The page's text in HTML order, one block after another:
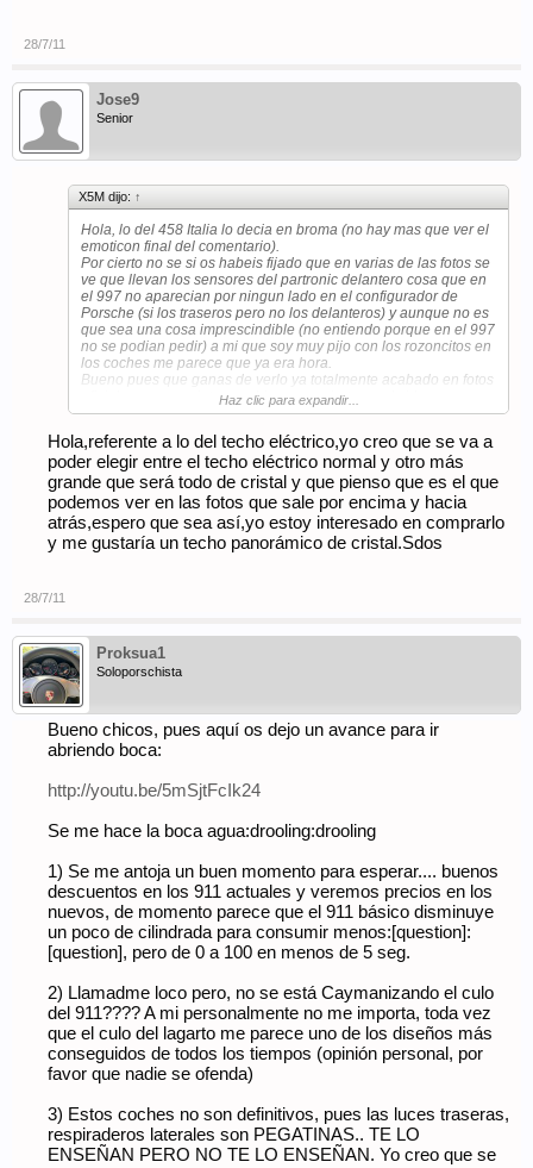
28/7/11
Jose9
Senior
X5M dijo: ↑
Hola, lo del 458 Italia lo decia en broma (no hay mas que ver el
emoticon final del comentario).
Por cierto no se si os habeis fijado que en varias de las fotos se
ve que llevan los sensores del partronic delantero cosa que en
el 997 no aparecian por ningun lado en el configurador de
Porsche (si los traseros pero no los delanteros) y aunque no es
que sea una cosa imprescindible (no entiendo porque en el 997
no se podian pedir) a mi que soy muy pijo con los rozoncitos en
los coches me parece que ya era hora.
Bueno pues que ganas de verlo ya totalmente acabado en fotos
oficiales porque pinta muy bien y por cierto en el video que se
le ve pasar por 2 tuneles que le van grabando desde otro coche
baja (lo hace 2 veces en el video que dura unos 4 minutos) y ya
para acabar que me enrollo tengo mucha curiosidad por ver
como va a ser el nuevo techo electrico que da la sensacion que
va a ser bastante grande y por las fotos parece que abre hacia
afuera y no se esconde como los techos electricos
convencionales. Un saludo.
Haz clic para expandir...
Hola,referente a lo del techo eléctrico,yo creo que se va a
poder elegir entre el techo eléctrico normal y otro más
grande que será todo de cristal y que pienso que es el que
podemos ver en las fotos que sale por encima y hacia
atrás,espero que sea así,yo estoy interesado en comprarlo
y me gustaría un techo panorámico de cristal.Sdos
28/7/11
Proksua1
Soloporschista
Bueno chicos, pues aquí os dejo un avance para ir
abriendo boca:
http://youtu.be/5mSjtFcIk24
Se me hace la boca agua:drooling:drooling
1) Se me antoja un buen momento para esperar.... buenos
descuentos en los 911 actuales y veremos precios en los
nuevos, de momento parece que el 911 básico disminuye
un poco de cilindrada para consumir menos:[question]:
[question], pero de 0 a 100 en menos de 5 seg.
2) Llamadme loco pero, no se está Caymanizando el culo
del 911???? A mi personalmente no me importa, toda vez
que el culo del lagarto me parece uno de los diseños más
conseguidos de todos los tiempos (opinión personal, por
favor que nadie se ofenda)
3) Estos coches no son definitivos, pues las luces traseras,
respiraderos laterales son PEGATINAS.. TE LO
ENSEÑAN PERO NO TE LO ENSEÑAN. Yo creo que se